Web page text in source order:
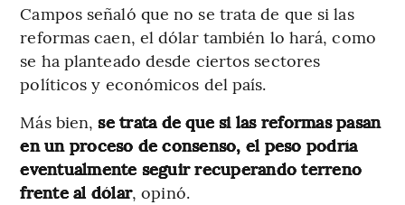
Campos señaló que no se trata de que si las
reformas caen, el dólar también lo hará, como
se ha planteado desde ciertos sectores
políticos y económicos del país.
Más bien,se trata de que si las reformas pasan
en un proceso de consenso, el peso podría
eventualmente seguir recuperando terreno
frente al dólar, opinó.